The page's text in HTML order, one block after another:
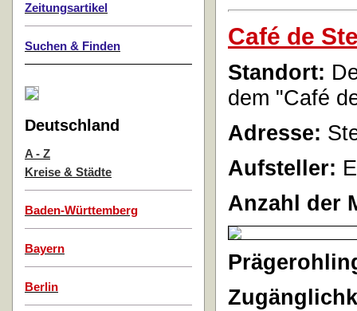
Zeitungsartikel
Suchen & Finden
Deutschland
A - Z
Kreise & Städte
Baden-Württemberg
Bayern
Berlin
Café de
Standort:
dem "Café
Adresse:
Aufsteller:
Anzahl der